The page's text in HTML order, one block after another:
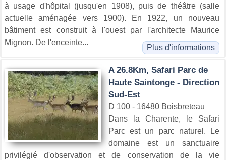
à usage d'hôpital (jusqu'en 1908), puis de théâtre (salle
actuelle aménagée vers 1900). En 1922, un nouveau
bâtiment est construit à l'ouest par l'architecte Maurice
Mignon. De l'enceinte...
Plus d'informations
A 26.8Km, Safari Parc de
Haute Saintonge - Direction
Sud-Est
D 100 - 16480 Boisbreteau
Dans la Charente, le Safari
Parc est un parc naturel. Le
domaine est un sanctuaire
privilégié d'observation et de conservation de la vie